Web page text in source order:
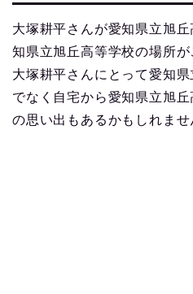
大塚耕平さんが愛知県立旭
知県立旭丘高等学校の場所が
大塚耕平さんにとって愛知
でなく自宅から愛知県立旭
の思い出もあるかもしれませ